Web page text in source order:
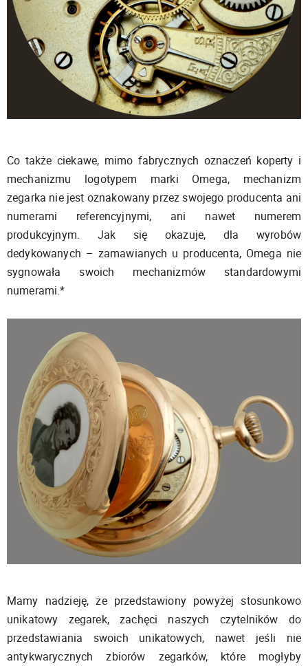
Co także ciekawe, mimo fabrycznych oznaczeń koperty i
mechanizmu logotypem marki Omega, mechanizm
zegarka nie jest oznakowany przez swojego producenta ani
numerami referencyjnymi, ani nawet numerem
produkcyjnym. Jak się okazuje, dla wyrobów
dedykowanych – zamawianych u producenta, Omega nie
sygnowała swoich mechanizmów standardowymi
numerami.*
Mamy nadzieję, że przedstawiony powyżej stosunkowo
unikatowy zegarek, zachęci naszych czytelników do
przedstawiania swoich unikatowych, nawet jeśli nie
antykwarycznych zbiorów zegarków, które mogłyby